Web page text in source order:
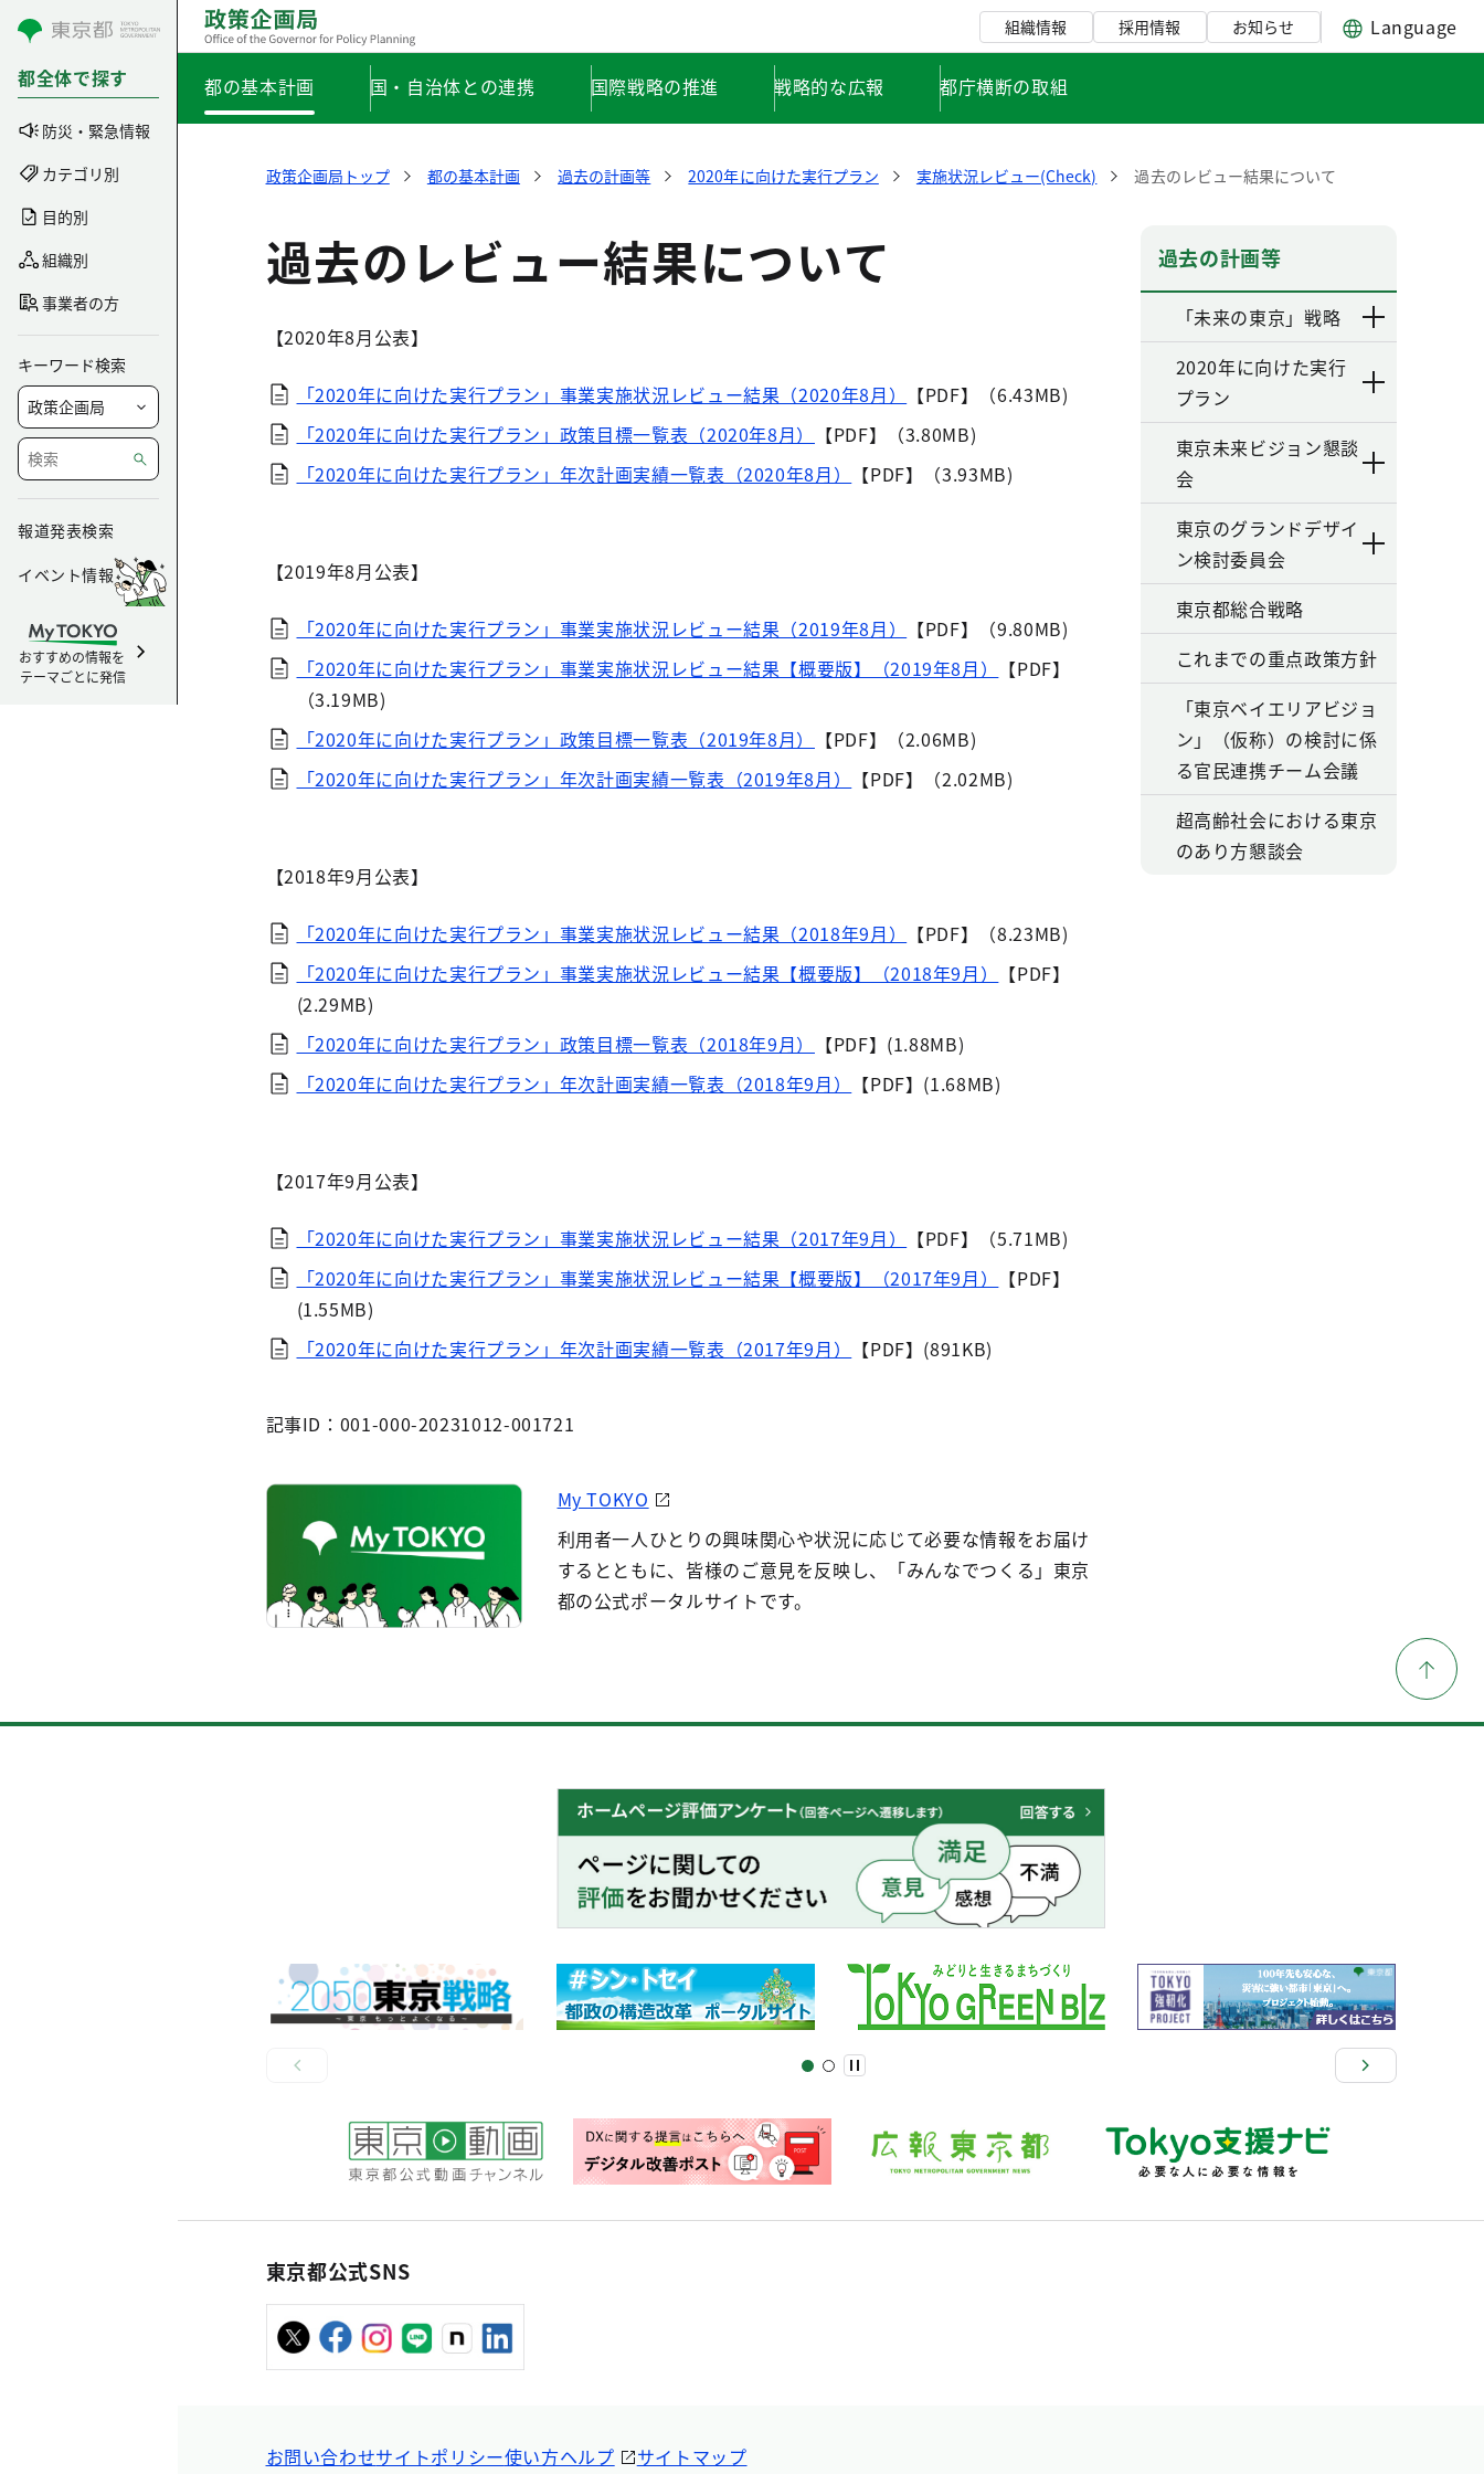
コンテンツにスキップ
都全体で探す
防災・緊急情報
カテゴリ別
目的別
組織別
事業者の方
キーワード検索
報道発表検索
イベント情報
おすすめの情報を
テーマごとに発信
組織情報 採用情報 お知らせ Language
都の基本計画 国・自治体との連携 国際戦略の推進 戦略的な広報 都庁横断の取組
政策企画局トップ 都の基本計画 過去の計画等 2020年に向けた実行プラン 実施状況レビュー(Check) 過去のレビュー結果について
過去のレビュー結果について
【2020年8月公表】
「2020年に向けた実行プラン」事業実施状況レビュー結果（2020年8月）
【PDF】（6.43MB)
「2020年に向けた実行プラン」政策目標一覧表（2020年8月）
【PDF】（3.80MB)
「2020年に向けた実行プラン」年次計画実績一覧表（2020年8月）
【PDF】（3.93MB)
【2019年8月公表】
「2020年に向けた実行プラン」事業実施状況レビュー結果（2019年8月）
【PDF】（9.80MB)
「2020年に向けた実行プラン」事業実施状況レビュー結果【概要版】（2019年8月）
【PDF】
（3.19MB)
「2020年に向けた実行プラン」政策目標一覧表（2019年8月）
【PDF】（2.06MB)
「2020年に向けた実行プラン」年次計画実績一覧表（2019年8月）
【PDF】（2.02MB)
【2018年9月公表】
「2020年に向けた実行プラン」事業実施状況レビュー結果（2018年9月）
【PDF】（8.23MB)
「2020年に向けた実行プラン」事業実施状況レビュー結果【概要版】（2018年9月）
【PDF】
(2.29MB)
「2020年に向けた実行プラン」政策目標一覧表（2018年9月）
【PDF】(1.88MB)
「2020年に向けた実行プラン」年次計画実績一覧表（2018年9月）
【PDF】(1.68MB)
【2017年9月公表】
「2020年に向けた実行プラン」事業実施状況レビュー結果（2017年9月）
【PDF】（5.71MB)
「2020年に向けた実行プラン」事業実施状況レビュー結果【概要版】（2017年9月）
【PDF】
(1.55MB)
「2020年に向けた実行プラン」年次計画実績一覧表（2017年9月）
【PDF】(891KB)
記事ID：001-000-20231012-001721
My TOKYO
利用者一人ひとりの興味関心や状況に応じて必要な情報をお届け
するとともに、皆様のご意見を反映し、「みんなでつくる」東京
都の公式ポータルサイトです。
過去の計画等
「未来の東京」戦略
2020年に向けた実行
プラン
東京未来ビジョン懇談
会
東京のグランドデザイ
ン検討委員会
東京都総合戦略
これまでの重点政策方針
「東京ベイエリアビジョ
ン」（仮称）の検討に係
る官民連携チーム会議
超高齢社会における東京
のあり方懇談会
東京都公式SNS
お問い合わせサイトポリシー使い方ヘルプ サイトマップ